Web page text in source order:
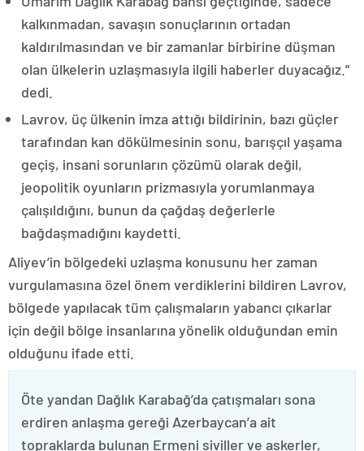
kalkınmadan, savaşın sonuçlarının ortadan
kaldırılmasından ve bir zamanlar birbirine düşman
olan ülkelerin uzlaşmasıyla ilgili haberler duyacağız.”
dedi.
Lavrov, üç ülkenin imza attığı bildirinin, bazı güçler
tarafından kan dökülmesinin sonu, barışçıl yaşama
geçiş, insani sorunların çözümü olarak değil,
jeopolitik oyunların prizmasıyla yorumlanmaya
çalışıldığını, bunun da çağdaş değerlerle
bağdaşmadığını kaydetti.
Aliyev’in bölgedeki uzlaşma konusunu her zaman
vurgulamasına özel önem verdiklerini bildiren Lavrov,
bölgede yapılacak tüm çalışmaların yabancı çıkarlar
için değil bölge insanlarına yönelik olduğundan emin
olduğunu ifade etti.
Öte yandan Dağlık Karabağ’da çatışmaları sona
erdiren anlaşma gereği Azerbaycan’a ait
topraklarda bulunan Ermeni siviller ve askerler,